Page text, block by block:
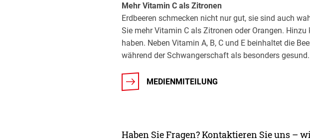
Mehr Vitamin C als Zitronen
Erdbeeren schmecken nicht nur gut, sie sind auch
Sie mehr Vitamin C als Zitronen oder Orangen.
haben. Neben Vitamin A, B, C und E beinhaltet die
während der Schwangerschaft als besonders gesund.
MEDIENMITEILUNG
Haben Sie Fragen? Kontaktieren Sie uns –